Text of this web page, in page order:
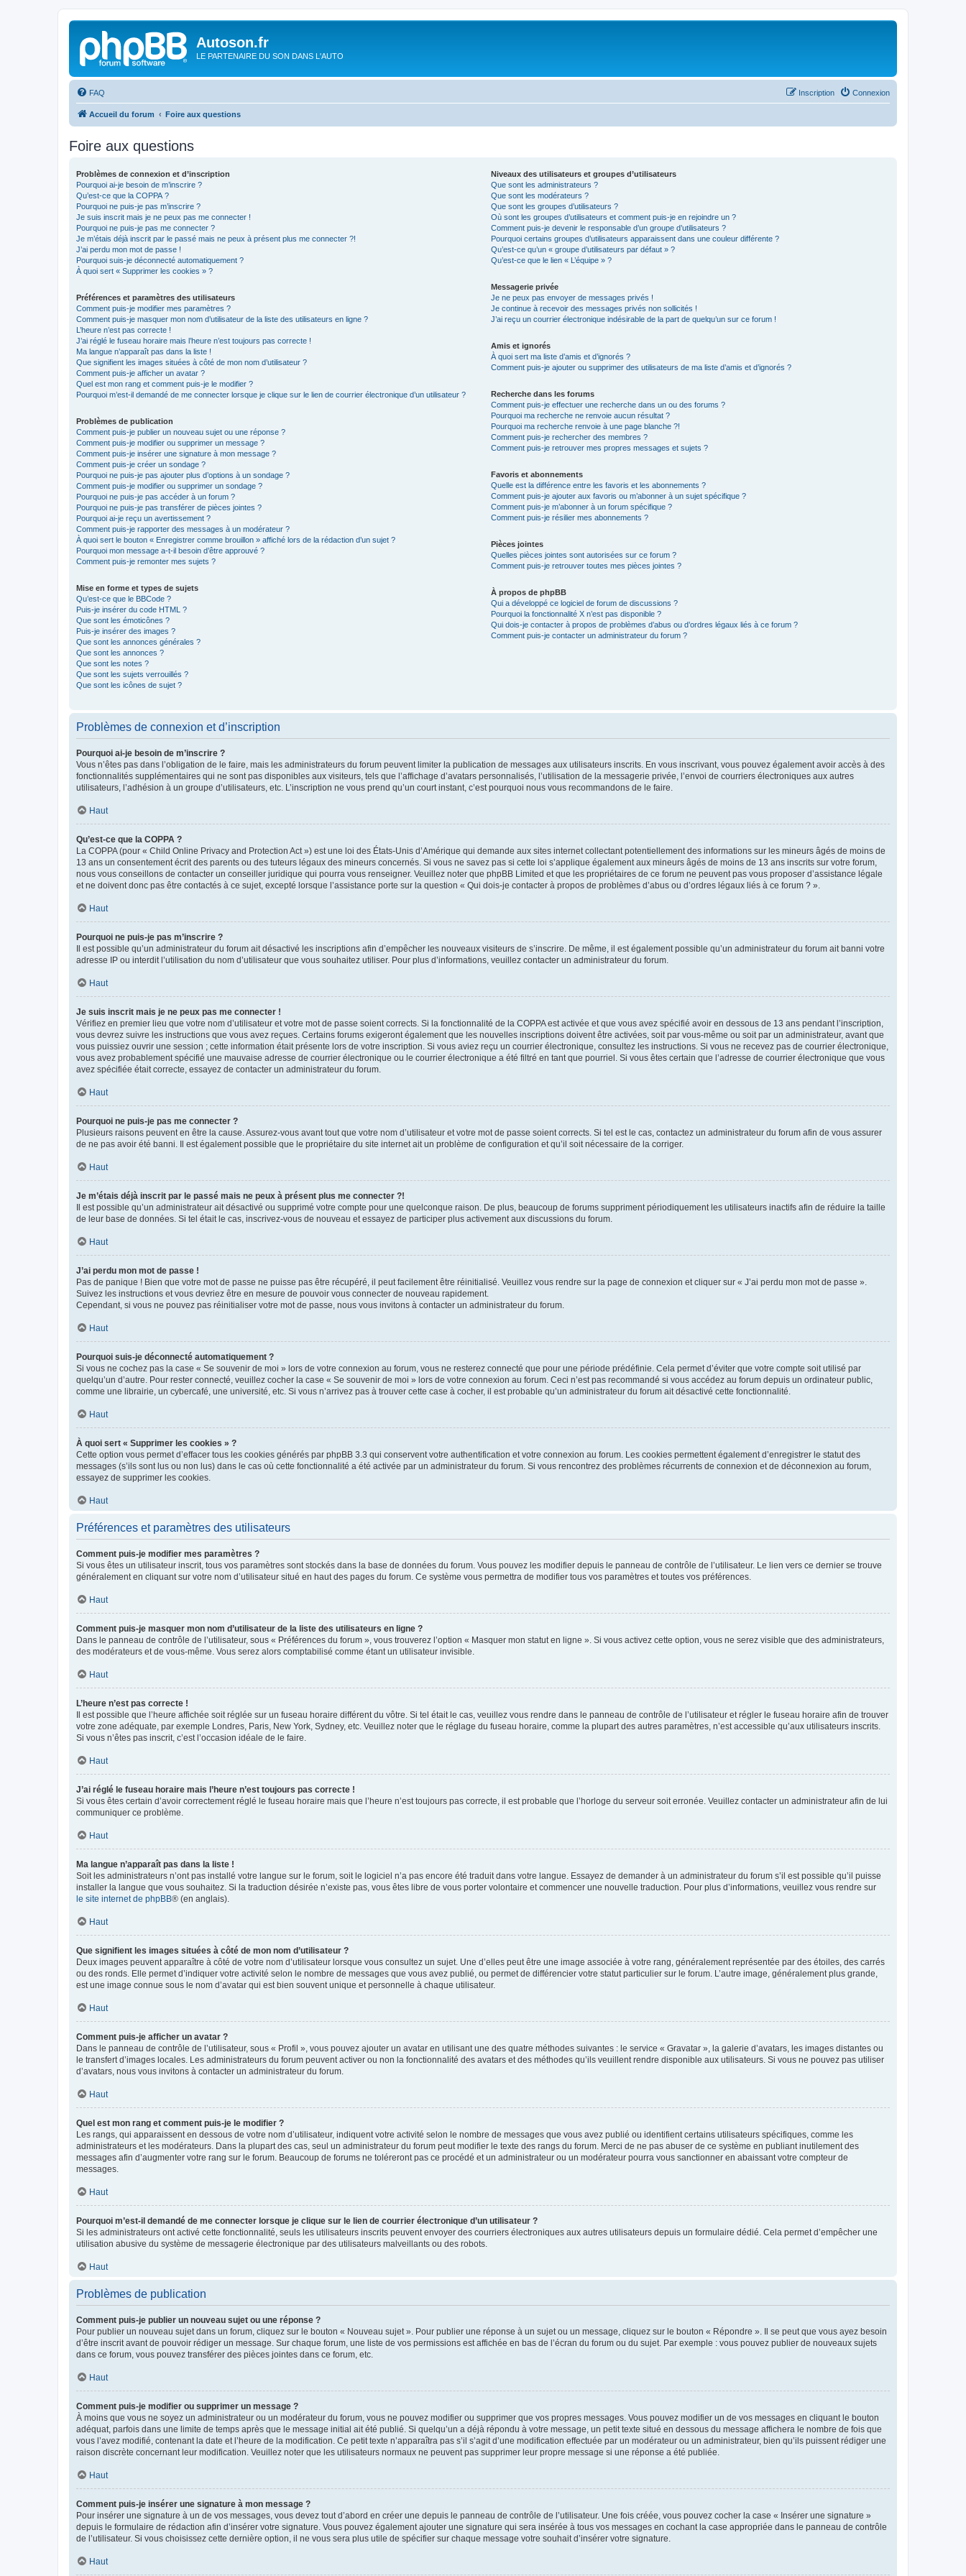
Autoson.fr
LE PARTENAIRE DU SON DANS L'AUTO
FAQ Connexion
Inscription
Accueil du forum Foire aux questions
Foire aux questions
Problèmes de connexion et d’inscription
Pourquoi ai-je besoin de m’inscrire ?
Qu’est-ce que la COPPA ?
Pourquoi ne puis-je pas m’inscrire ?
Je suis inscrit mais je ne peux pas me connecter !
Pourquoi ne puis-je pas me connecter ?
Je m’étais déjà inscrit par le passé mais ne peux à présent plus me connecter ?!
J’ai perdu mon mot de passe !
Pourquoi suis-je déconnecté automatiquement ?
À quoi sert « Supprimer les cookies » ?
Préférences et paramètres des utilisateurs
Comment puis-je modifier mes paramètres ?
Comment puis-je masquer mon nom d’utilisateur de la liste des utilisateurs en ligne ?
L’heure n’est pas correcte !
J’ai réglé le fuseau horaire mais l’heure n’est toujours pas correcte !
Ma langue n’apparaît pas dans la liste !
Que signifient les images situées à côté de mon nom d’utilisateur ?
Comment puis-je afficher un avatar ?
Quel est mon rang et comment puis-je le modifier ?
Pourquoi m’est-il demandé de me connecter lorsque je clique sur le lien de courrier électronique d’un utilisateur ?
Problèmes de publication
Comment puis-je publier un nouveau sujet ou une réponse ?
Comment puis-je modifier ou supprimer un message ?
Comment puis-je insérer une signature à mon message ?
Comment puis-je créer un sondage ?
Pourquoi ne puis-je pas ajouter plus d’options à un sondage ?
Comment puis-je modifier ou supprimer un sondage ?
Pourquoi ne puis-je pas accéder à un forum ?
Pourquoi ne puis-je pas transférer de pièces jointes ?
Pourquoi ai-je reçu un avertissement ?
Comment puis-je rapporter des messages à un modérateur ?
À quoi sert le bouton « Enregistrer comme brouillon » affiché lors de la rédaction d’un sujet ?
Pourquoi mon message a-t-il besoin d’être approuvé ?
Comment puis-je remonter mes sujets ?
Mise en forme et types de sujets
Qu’est-ce que le BBCode ?
Puis-je insérer du code HTML ?
Que sont les émoticônes ?
Puis-je insérer des images ?
Que sont les annonces générales ?
Que sont les annonces ?
Que sont les notes ?
Que sont les sujets verrouillés ?
Que sont les icônes de sujet ?
Niveaux des utilisateurs et groupes d’utilisateurs
Que sont les administrateurs ?
Que sont les modérateurs ?
Que sont les groupes d’utilisateurs ?
Où sont les groupes d’utilisateurs et comment puis-je en rejoindre un ?
Comment puis-je devenir le responsable d’un groupe d’utilisateurs ?
Pourquoi certains groupes d’utilisateurs apparaissent dans une couleur différente ?
Qu’est-ce qu’un « groupe d’utilisateurs par défaut » ?
Qu’est-ce que le lien « L’équipe » ?
Messagerie privée
Je ne peux pas envoyer de messages privés !
Je continue à recevoir des messages privés non sollicités !
J’ai reçu un courrier électronique indésirable de la part de quelqu’un sur ce forum !
Amis et ignorés
À quoi sert ma liste d’amis et d’ignorés ?
Comment puis-je ajouter ou supprimer des utilisateurs de ma liste d’amis et d’ignorés ?
Recherche dans les forums
Comment puis-je effectuer une recherche dans un ou des forums ?
Pourquoi ma recherche ne renvoie aucun résultat ?
Pourquoi ma recherche renvoie à une page blanche ?!
Comment puis-je rechercher des membres ?
Comment puis-je retrouver mes propres messages et sujets ?
Favoris et abonnements
Quelle est la différence entre les favoris et les abonnements ?
Comment puis-je ajouter aux favoris ou m’abonner à un sujet spécifique ?
Comment puis-je m’abonner à un forum spécifique ?
Comment puis-je résilier mes abonnements ?
Pièces jointes
Quelles pièces jointes sont autorisées sur ce forum ?
Comment puis-je retrouver toutes mes pièces jointes ?
À propos de phpBB
Qui a développé ce logiciel de forum de discussions ?
Pourquoi la fonctionnalité X n’est pas disponible ?
Qui dois-je contacter à propos de problèmes d’abus ou d’ordres légaux liés à ce forum ?
Comment puis-je contacter un administrateur du forum ?
Problèmes de connexion et d’inscription
Pourquoi ai-je besoin de m’inscrire ?
Vous n’êtes pas dans l’obligation de le faire, mais les administrateurs du forum peuvent limiter la publication de messages aux utilisateurs inscrits. En vous inscrivant, vous pouvez également avoir accès à des
fonctionnalités supplémentaires qui ne sont pas disponibles aux visiteurs, tels que l’affichage d’avatars personnalisés, l’utilisation de la messagerie privée, l’envoi de courriers électroniques aux autres
utilisateurs, l’adhésion à un groupe d’utilisateurs, etc. L’inscription ne vous prend qu’un court instant, c’est pourquoi nous vous recommandons de le faire.
Haut
Qu’est-ce que la COPPA ?
La COPPA (pour « Child Online Privacy and Protection Act ») est une loi des États-Unis d’Amérique qui demande aux sites internet collectant potentiellement des informations sur les mineurs âgés de moins de
13 ans un consentement écrit des parents ou des tuteurs légaux des mineurs concernés. Si vous ne savez pas si cette loi s’applique également aux mineurs âgés de moins de 13 ans inscrits sur votre forum,
nous vous conseillons de contacter un conseiller juridique qui pourra vous renseigner. Veuillez noter que phpBB Limited et que les propriétaires de ce forum ne peuvent pas vous proposer d’assistance légale
et ne doivent donc pas être contactés à ce sujet, excepté lorsque l’assistance porte sur la question « Qui dois-je contacter à propos de problèmes d’abus ou d’ordres légaux liés à ce forum ? ».
Haut
Pourquoi ne puis-je pas m’inscrire ?
Il est possible qu’un administrateur du forum ait désactivé les inscriptions afin d’empêcher les nouveaux visiteurs de s’inscrire. De même, il est également possible qu’un administrateur du forum ait banni votre
adresse IP ou interdit l’utilisation du nom d’utilisateur que vous souhaitez utiliser. Pour plus d’informations, veuillez contacter un administrateur du forum.
Haut
Je suis inscrit mais je ne peux pas me connecter !
Vérifiez en premier lieu que votre nom d’utilisateur et votre mot de passe soient corrects. Si la fonctionnalité de la COPPA est activée et que vous avez spécifié avoir en dessous de 13 ans pendant l’inscription,
vous devrez suivre les instructions que vous avez reçues. Certains forums exigeront également que les nouvelles inscriptions doivent être activées, soit par vous-même ou soit par un administrateur, avant que
vous puissiez ouvrir une session ; cette information était présente lors de votre inscription. Si vous aviez reçu un courrier électronique, consultez les instructions. Si vous ne recevez pas de courrier électronique,
vous avez probablement spécifié une mauvaise adresse de courrier électronique ou le courrier électronique a été filtré en tant que pourriel. Si vous êtes certain que l’adresse de courrier électronique que vous
avez spécifiée était correcte, essayez de contacter un administrateur du forum.
Haut
Pourquoi ne puis-je pas me connecter ?
Plusieurs raisons peuvent en être la cause. Assurez-vous avant tout que votre nom d’utilisateur et votre mot de passe soient corrects. Si tel est le cas, contactez un administrateur du forum afin de vous assurer
de ne pas avoir été banni. Il est également possible que le propriétaire du site internet ait un problème de configuration et qu’il soit nécessaire de la corriger.
Haut
Je m’étais déjà inscrit par le passé mais ne peux à présent plus me connecter ?!
Il est possible qu’un administrateur ait désactivé ou supprimé votre compte pour une quelconque raison. De plus, beaucoup de forums suppriment périodiquement les utilisateurs inactifs afin de réduire la taille
de leur base de données. Si tel était le cas, inscrivez-vous de nouveau et essayez de participer plus activement aux discussions du forum.
Haut
J’ai perdu mon mot de passe !
Pas de panique ! Bien que votre mot de passe ne puisse pas être récupéré, il peut facilement être réinitialisé. Veuillez vous rendre sur la page de connexion et cliquer sur « J’ai perdu mon mot de passe ».
Suivez les instructions et vous devriez être en mesure de pouvoir vous connecter de nouveau rapidement.
Cependant, si vous ne pouvez pas réinitialiser votre mot de passe, nous vous invitons à contacter un administrateur du forum.
Haut
Pourquoi suis-je déconnecté automatiquement ?
Si vous ne cochez pas la case « Se souvenir de moi » lors de votre connexion au forum, vous ne resterez connecté que pour une période prédéfinie. Cela permet d’éviter que votre compte soit utilisé par
quelqu’un d’autre. Pour rester connecté, veuillez cocher la case « Se souvenir de moi » lors de votre connexion au forum. Ceci n’est pas recommandé si vous accédez au forum depuis un ordinateur public,
comme une librairie, un cybercafé, une université, etc. Si vous n’arrivez pas à trouver cette case à cocher, il est probable qu’un administrateur du forum ait désactivé cette fonctionnalité.
Haut
À quoi sert « Supprimer les cookies » ?
Cette option vous permet d’effacer tous les cookies générés par phpBB 3.3 qui conservent votre authentification et votre connexion au forum. Les cookies permettent également d’enregistrer le statut des
messages (s’ils sont lus ou non lus) dans le cas où cette fonctionnalité a été activée par un administrateur du forum. Si vous rencontrez des problèmes récurrents de connexion et de déconnexion au forum,
essayez de supprimer les cookies.
Haut
Préférences et paramètres des utilisateurs
Comment puis-je modifier mes paramètres ?
Si vous êtes un utilisateur inscrit, tous vos paramètres sont stockés dans la base de données du forum. Vous pouvez les modifier depuis le panneau de contrôle de l’utilisateur. Le lien vers ce dernier se trouve
généralement en cliquant sur votre nom d’utilisateur situé en haut des pages du forum. Ce système vous permettra de modifier tous vos paramètres et toutes vos préférences.
Haut
Comment puis-je masquer mon nom d’utilisateur de la liste des utilisateurs en ligne ?
Dans le panneau de contrôle de l’utilisateur, sous « Préférences du forum », vous trouverez l’option « Masquer mon statut en ligne ». Si vous activez cette option, vous ne serez visible que des administrateurs,
des modérateurs et de vous-même. Vous serez alors comptabilisé comme étant un utilisateur invisible.
Haut
L’heure n’est pas correcte !
Il est possible que l’heure affichée soit réglée sur un fuseau horaire différent du vôtre. Si tel était le cas, veuillez vous rendre dans le panneau de contrôle de l’utilisateur et régler le fuseau horaire afin de trouver
votre zone adéquate, par exemple Londres, Paris, New York, Sydney, etc. Veuillez noter que le réglage du fuseau horaire, comme la plupart des autres paramètres, n’est accessible qu’aux utilisateurs inscrits.
Si vous n’êtes pas inscrit, c’est l’occasion idéale de le faire.
Haut
J’ai réglé le fuseau horaire mais l’heure n’est toujours pas correcte !
Si vous êtes certain d’avoir correctement réglé le fuseau horaire mais que l’heure n’est toujours pas correcte, il est probable que l’horloge du serveur soit erronée. Veuillez contacter un administrateur afin de lui
communiquer ce problème.
Haut
Ma langue n’apparaît pas dans la liste !
Soit les administrateurs n’ont pas installé votre langue sur le forum, soit le logiciel n’a pas encore été traduit dans votre langue. Essayez de demander à un administrateur du forum s’il est possible qu’il puisse
installer la langue que vous souhaitez. Si la traduction désirée n’existe pas, vous êtes libre de vous porter volontaire et commencer une nouvelle traduction. Pour plus d’informations, veuillez vous rendre sur
le site internet de phpBB® (en anglais).
Haut
Que signifient les images situées à côté de mon nom d’utilisateur ?
Deux images peuvent apparaître à côté de votre nom d’utilisateur lorsque vous consultez un sujet. Une d’elles peut être une image associée à votre rang, généralement représentée par des étoiles, des carrés
ou des ronds. Elle permet d’indiquer votre activité selon le nombre de messages que vous avez publié, ou permet de différencier votre statut particulier sur le forum. L’autre image, généralement plus grande,
est une image connue sous le nom d’avatar qui est bien souvent unique et personnelle à chaque utilisateur.
Haut
Comment puis-je afficher un avatar ?
Dans le panneau de contrôle de l’utilisateur, sous « Profil », vous pouvez ajouter un avatar en utilisant une des quatre méthodes suivantes : le service « Gravatar », la galerie d’avatars, les images distantes ou
le transfert d’images locales. Les administrateurs du forum peuvent activer ou non la fonctionnalité des avatars et des méthodes qu’ils veuillent rendre disponible aux utilisateurs. Si vous ne pouvez pas utiliser
d’avatars, nous vous invitons à contacter un administrateur du forum.
Haut
Quel est mon rang et comment puis-je le modifier ?
Les rangs, qui apparaissent en dessous de votre nom d’utilisateur, indiquent votre activité selon le nombre de messages que vous avez publié ou identifient certains utilisateurs spécifiques, comme les
administrateurs et les modérateurs. Dans la plupart des cas, seul un administrateur du forum peut modifier le texte des rangs du forum. Merci de ne pas abuser de ce système en publiant inutilement des
messages afin d’augmenter votre rang sur le forum. Beaucoup de forums ne toléreront pas ce procédé et un administrateur ou un modérateur pourra vous sanctionner en abaissant votre compteur de
messages.
Haut
Pourquoi m’est-il demandé de me connecter lorsque je clique sur le lien de courrier électronique d’un utilisateur ?
Si les administrateurs ont activé cette fonctionnalité, seuls les utilisateurs inscrits peuvent envoyer des courriers électroniques aux autres utilisateurs depuis un formulaire dédié. Cela permet d’empêcher une
utilisation abusive du système de messagerie électronique par des utilisateurs malveillants ou des robots.
Haut
Problèmes de publication
Comment puis-je publier un nouveau sujet ou une réponse ?
Pour publier un nouveau sujet dans un forum, cliquez sur le bouton « Nouveau sujet ». Pour publier une réponse à un sujet ou un message, cliquez sur le bouton « Répondre ». Il se peut que vous ayez besoin
d’être inscrit avant de pouvoir rédiger un message. Sur chaque forum, une liste de vos permissions est affichée en bas de l’écran du forum ou du sujet. Par exemple : vous pouvez publier de nouveaux sujets
dans ce forum, vous pouvez transférer des pièces jointes dans ce forum, etc.
Haut
Comment puis-je modifier ou supprimer un message ?
À moins que vous ne soyez un administrateur ou un modérateur du forum, vous ne pouvez modifier ou supprimer que vos propres messages. Vous pouvez modifier un de vos messages en cliquant le bouton
adéquat, parfois dans une limite de temps après que le message initial ait été publié. Si quelqu’un a déjà répondu à votre message, un petit texte situé en dessous du message affichera le nombre de fois que
vous l’avez modifié, contenant la date et l’heure de la modification. Ce petit texte n’apparaîtra pas s’il s’agit d’une modification effectuée par un modérateur ou un administrateur, bien qu’ils puissent rédiger une
raison discrète concernant leur modification. Veuillez noter que les utilisateurs normaux ne peuvent pas supprimer leur propre message si une réponse a été publiée.
Haut
Comment puis-je insérer une signature à mon message ?
Pour insérer une signature à un de vos messages, vous devez tout d’abord en créer une depuis le panneau de contrôle de l’utilisateur. Une fois créée, vous pouvez cocher la case « Insérer une signature »
depuis le formulaire de rédaction afin d’insérer votre signature. Vous pouvez également ajouter une signature qui sera insérée à tous vos messages en cochant la case appropriée dans le panneau de contrôle
de l’utilisateur. Si vous choisissez cette dernière option, il ne vous sera plus utile de spécifier sur chaque message votre souhait d’insérer votre signature.
Haut